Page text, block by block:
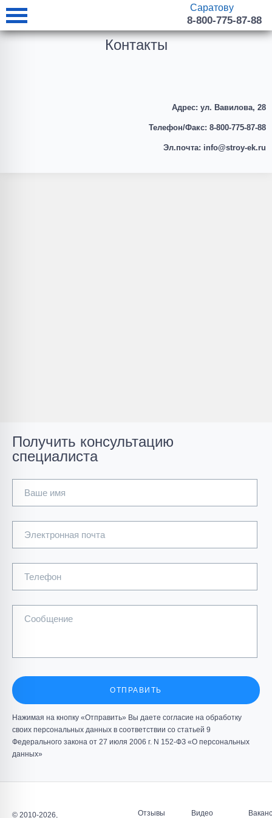
Саратову
8-800-775-87-88
Контакты
Адрес: ул. Вавилова, 28
Телефон/Факс: 8-800-775-87-88
Эл.почта: info@stroy-ek.ru
Получить консультацию
специалиста
Ваше имя
Электронная почта
Телефон
Сообщение
ОТПРАВИТЬ
Нажимая на кнопку «Отправить» Вы даете согласие на обработку
своих персональных данных в соответствии со статьей 9
Федерального закона от 27 июля 2006 г. N 152-ФЗ «О персональных
данных»
© 2010-2026, Отзывы Видео